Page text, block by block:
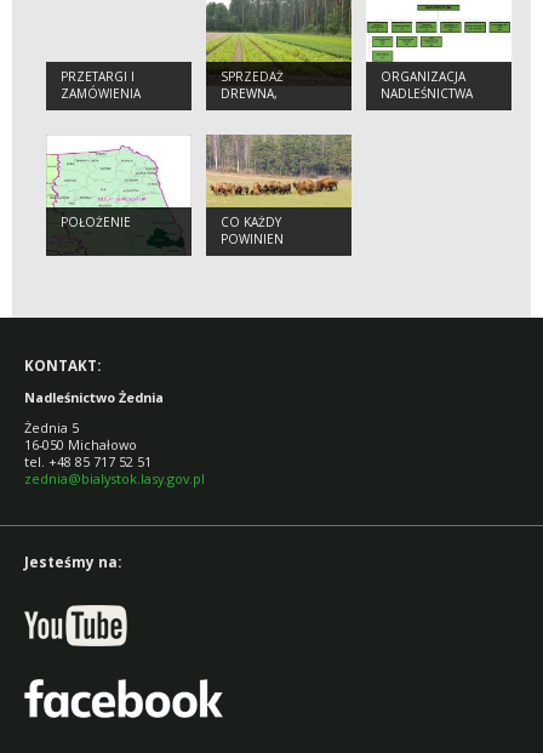
PRZETARGI I
ZAMÓWIENIA
SPRZEDAŻ
DREWNA,
CHOINEK I
ORGANIZACJA
NADLEŚNICTWA
POŁOŻENIE
CO KAŻDY
POWINIEN
WIEDZIEĆ O
KONTAKT:
Nadleśnictwo Żednia
Żednia 5
16-050 Michałowo
tel. +48 85 717 52 51
zednia@bialystok.lasy.gov.pl
Jesteśmy na: